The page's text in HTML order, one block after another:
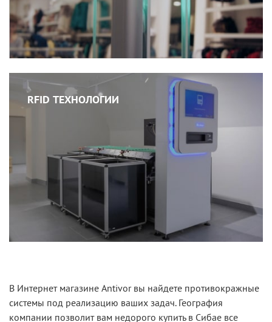
RFID ТЕХНОЛОГИИ
В Интернет магазине Antivor вы найдете противокражные
системы под реализацию ваших задач. География
компании позволит вам недорого купить в Сибае все